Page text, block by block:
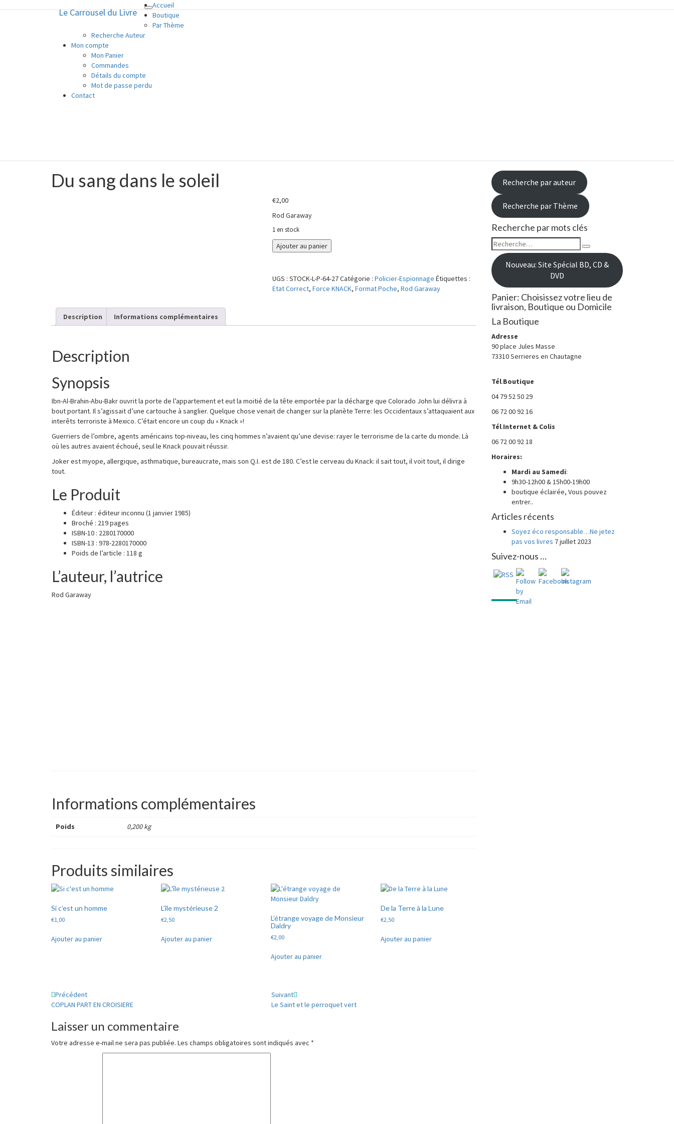
Toggle
navigation
Le Carrousel du Livre
Accueil
Boutique
Par Thème
Recherche Auteur
Mon compte
Mon Panier
Commandes
Détails du compte
Mot de passe perdu
Contact
Le Carrousel du Livre
La bouquinerie consiste à vendre ou acheter des livres anciens ou d’occasion
Du
sang
Du sang dans le soleil
€2,00
Rod Garaway
1 en stock
quantité
de
dans
le
Ajouter au panier
UGS : STOCK-L-P-64-27Catégorie : Policier-Espionnage Étiquettes :
Etat Correct, Force KNACK, Format Poche, Rod Garaway
Description Informations complémentaires
Description
Synopsis
Ibn-Al-Brahin-Abu-Bakr ouvrit la porte de l’appartement et eut la moitié de la tête emportée par la décharge que Colorado John lui délivra à
bout portant. Il s’agissait d’une cartouche à sanglier. Quelque chose venait de changer sur la planète Terre: les Occidentaux s’attaquaient aux
interêts terroriste à Mexico. C’était encore un coup du « Knack »!
Guerriers de l’ombre, agents américains top-niveau, les cinq hommes n’avaient qu’une devise: rayer le terrorisme de la carte du monde. Là
où les autres avaient échoué, seul le Knack pouvait réussir.
Joker est myope, allergique, asthmatique, bureaucrate, mais son Q.I. est de 180. C’est le cerveau du Knack: il sait tout, il voit tout, il dirige
tout.
Le Produit
Éditeur : éditeur inconnu (1 janvier 1985)
Broché : 219 pages
ISBN-10 : 2280170000
ISBN-13 : 978-2280170000
Poids de l’article : 118 g
L’auteur, l’autrice
Rod Garaway
Informations complémentaires
Poids 0,200 kg
Produits similaires
Si c’est un homme
€1,00
Ajouter au panier
L’île mystérieuse 2
€2,50
Ajouter au panier
L’étrange voyage de Monsieur
Daldry
€2,00
Ajouter au panier
De la Terre à la Lune
€2,50
Ajouter au panier
Navigation
Précédent
COPLAN PART EN CROISIERE
Suivant
Le Saint et le perroquet vert
Laisser un commentaire
Votre adresse e-mail ne sera pas publiée. Les champs obligatoires sont indiqués avec *
Recherche par auteur
Recherche par Thème
Recherche par mots clés
Rechercher :
Recherche
Nouveau: Site Spécial BD, CD &
DVD
Panier: Choisissez votre lieu de
livraison, Boutique ou Domicile
La Boutique
Adresse
90 place Jules Masse
73310 Serrieres en Chautagne
Tél.Boutique
04 79 52 50 29
06 72 00 92 16
Tél.Internet & Colis
06 72 00 92 18
Horaires:
Mardi au Samedi:
9h30-12h00 & 15h00-19h00
boutique éclairée, Vous pouvez
entrer..
Articles récents
Soyez éco responsable…Ne jetez
pas vos livres 7 juillet 2023
Suivez-nous …